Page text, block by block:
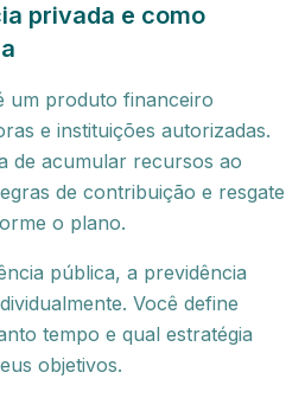
privada e como
um produto financeiro
e instituições autorizadas.
de acumular recursos ao
de contribuição e resgate
o plano.
pública, a previdência
Você define
tempo e qual estratégia
objetivos.